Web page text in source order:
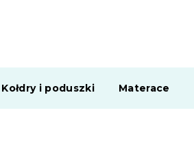
Kołdry i poduszki Materace